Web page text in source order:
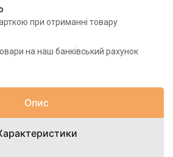
при отриманні товару
на наш банківський рахунок
Опис